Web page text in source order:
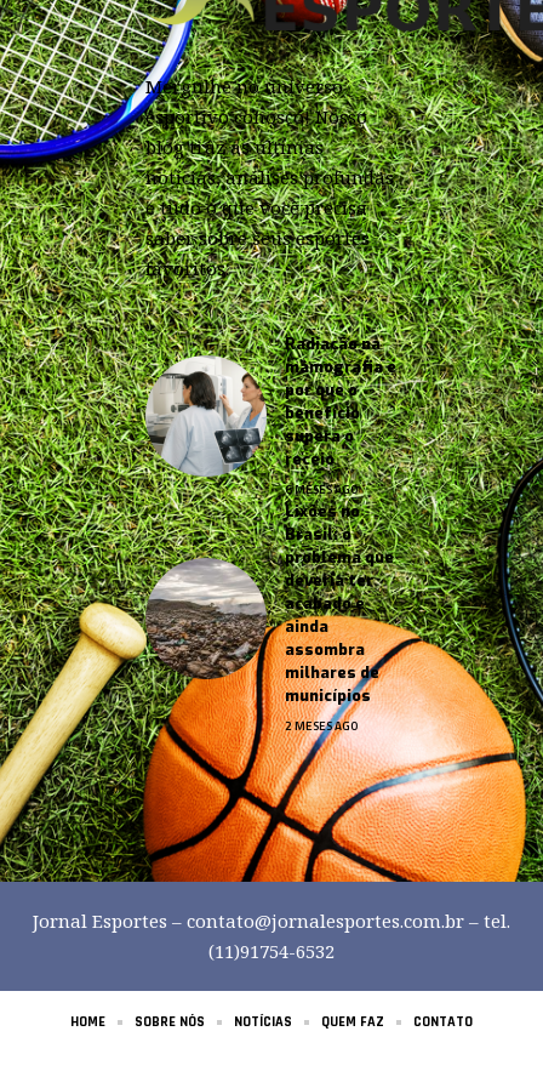
Mergulhe no universo
esportivo conosco! Nosso
blog traz as últimas
notícias, análises profundas
e tudo o que você precisa
saber sobre seus esportes
favoritos.
Radiação na
mamografia e
por que o
benefício
supera o
receio
6 MESES AGO
Lixões no
Brasil: o
problema que
deveria ter
acabado e
ainda
assombra
milhares de
municípios
2 MESES AGO
Jornal Esportes – contato@jornalesportes.com.br – tel.
(11)91754-6532
HOME SOBRE NÓS NOTÍCIAS QUEM FAZ CONTATO